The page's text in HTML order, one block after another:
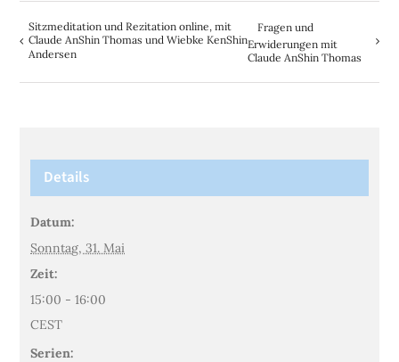
Sitzmeditation und Rezitation online, mit
Claude AnShin Thomas und Wiebke KenShin
Andersen
Fragen und
Erwiderungen mit
Claude AnShin Thomas
Details
Datum:
Sonntag, 31. Mai
Zeit:
15:00 - 16:00
CEST
Serien: